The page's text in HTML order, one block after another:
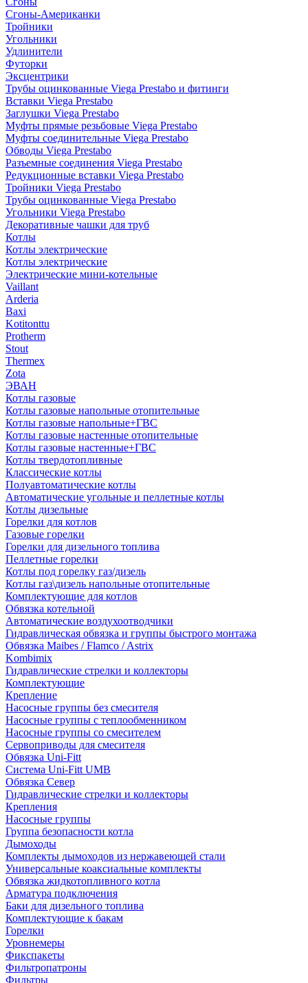
Сгоны-Американки
Тройники
Угольники
Удлинители
Футорки
Эксцентрики
Трубы оцинкованные Viega Prestabo и фитинги
Вставки Viega Prestabo
Заглушки Viega Prestabo
Муфты прямые резьбовые Viega Prestabo
Муфты соединительные Viega Prestabo
Обводы Viega Prestabo
Разъемные соединения Viega Prestabo
Редукционные вставки Viega Prestabo
Тройники Viega Prestabo
Трубы оцинкованные Viega Prestabo
Угольники Viega Prestabo
Декоративные чашки для труб
Котлы
Котлы электрические
Котлы электрические
Электрические мини-котельные
Vaillant
Arderia
Baxi
Kotitonttu
Protherm
Stout
Thermex
Zota
ЭВАН
Котлы газовые
Котлы газовые напольные отопительные
Котлы газовые напольные+ГВС
Котлы газовые настенные отопительные
Котлы газовые настенные+ГВС
Котлы твердотопливные
Классические котлы
Полуавтоматические котлы
Автоматические угольные и пеллетные котлы
Котлы дизельные
Горелки для котлов
Газовые горелки
Горелки для дизельного топлива
Пеллетные горелки
Котлы под горелку газ/дизель
Котлы газ\дизель напольные отопительные
Комплектующие для котлов
Обвязка котельной
Автоматические воздухоотводчики
Гидравлическая обвязка и группы быстрого монтажа
Обвязка Maibes / Flamco / Astrix
Kombimix
Гидравлические стрелки и коллекторы
Комплектующие
Крепление
Насосные группы без смесителя
Насосные группы с теплообменником
Насосные группы со смесителем
Сервоприводы для смесителя
Обвязка Uni-Fitt
Система Uni-Fitt UMB
Обвязка Север
Гидравлические стрелки и коллекторы
Крепления
Насосные группы
Группа безопасности котла
Дымоходы
Комплекты дымоходов из нержавеющей стали
Универсальные коаксиальные комплекты
Обвязка жидкотопливного котла
Арматура подключения
Баки для дизельного топлива
Комплектующие к бакам
Горелки
Уровнемеры
Фикспакеты
Фильтропатроны
Фильтры